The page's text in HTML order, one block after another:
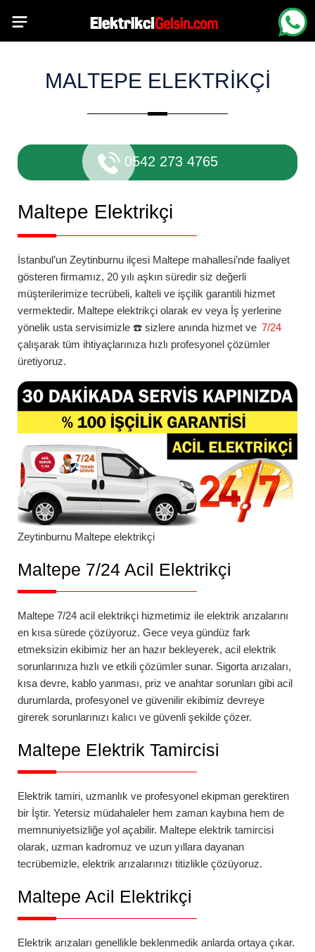
MALTEPE ELEKTRIKÇI
0542 273 4765
Maltepe Elektrikçi
İstanbul’un Zeytinburnu ilçesi Maltepe mahallesi’nde faaliyet
gösteren firmamız, 20 yılı aşkın süredir siz değerli
müşterilerimize tecrübeli, kalteli ve işçilik garantili hizmet
vermektedir. Maltepe elektrikçi olarak ev veya İş yerlerine
yönelik usta servisimizle ☎️ sizlere anında hizmet ve 7/24
çalışarak tüm ihtiyaçlarınıza hızlı profesyonel çözümler
üretiyoruz.
Zeytinburnu Maltepe elektrikçi
Maltepe 7/24 Acil Elektrikçi
Maltepe 7/24 acil elektrikçi hizmetimiz ile elektrik arızalarını
en kısa sürede çözüyoruz. Gece veya gündüz fark
etmeksizin ekibimiz her an hazır bekleyerek, acil elektrik
sorunlarınıza hızlı ve etkili çözümler sunar. Sigorta arızaları,
kısa devre, kablo yanması, priz ve anahtar sorunları gibi acil
durumlarda, profesyonel ve güvenilir ekibimiz devreye
girerek sorunlarınızı kalıcı ve güvenli şekilde çözer.
Maltepe Elektrik Tamircisi
Elektrik tamiri, uzmanlık ve profesyonel ekipman gerektiren
bir İştir. Yetersiz müdahaleler hem zaman kaybına hem de
memnuniyetsizliğe yol açabilir. Maltepe elektrik tamircisi
olarak, uzman kadromuz ve uzun yıllara dayanan
tecrübemizle, elektrik arızalarınızı titizlikle çözüyoruz.
Maltepe Acil Elektrikçi
Elektrik arızaları genellikle beklenmedik anlarda ortaya çıkar.